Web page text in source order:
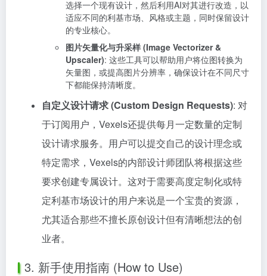
选择一个现有设计，然后利用AI对其进行改造，以
适应不同的利基市场、风格或主题，同时保留设计
的专业核心。
图片矢量化与升采样 (Image Vectorizer &
Upscaler): 这些工具可以帮助用户将位图转换为
矢量图，或提高图片分辨率，确保设计在不同尺寸
下都能保持清晰度。
自定义设计请求 (Custom Design Requests): 对
于订阅用户，Vexels还提供每月一定数量的定制
设计请求服务。用户可以提交自己的设计理念或
特定需求，Vexels的内部设计师团队将根据这些
要求创建专属设计。这对于需要高度定制化或特
定利基市场设计的用户来说是一个宝贵的资源，
尤其适合那些不擅长原创设计但有清晰想法的创
业者。
3. 新手使用指南 (How to Use)